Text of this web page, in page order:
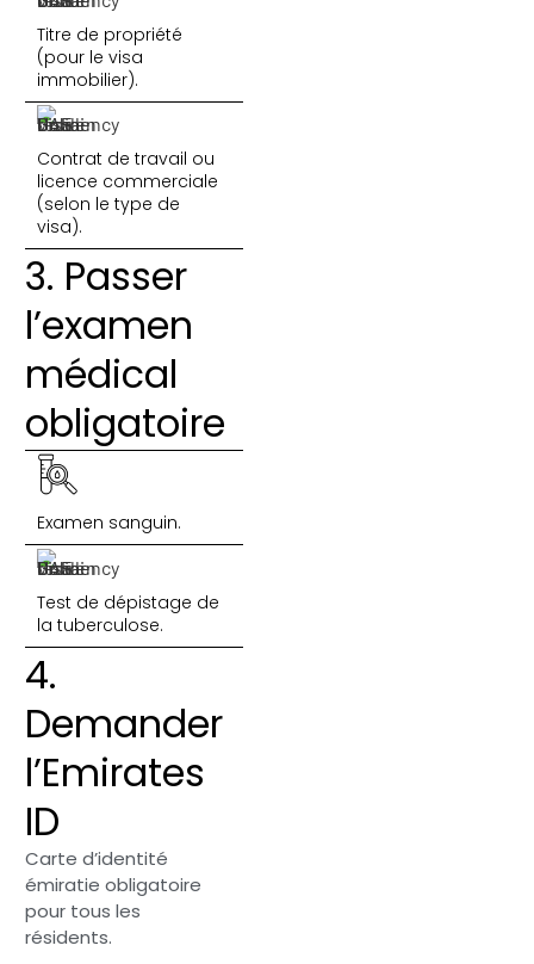
Titre de propriété
(pour le visa
immobilier).
Contrat de travail ou
licence commerciale
(selon le type de
visa).
3. Passer
l’examen
médical
obligatoire
Examen sanguin.
Test de dépistage de
la tuberculose.
4.
Demander
l’Emirates
ID
Carte d’identité
émiratie obligatoire
pour tous les
résidents.